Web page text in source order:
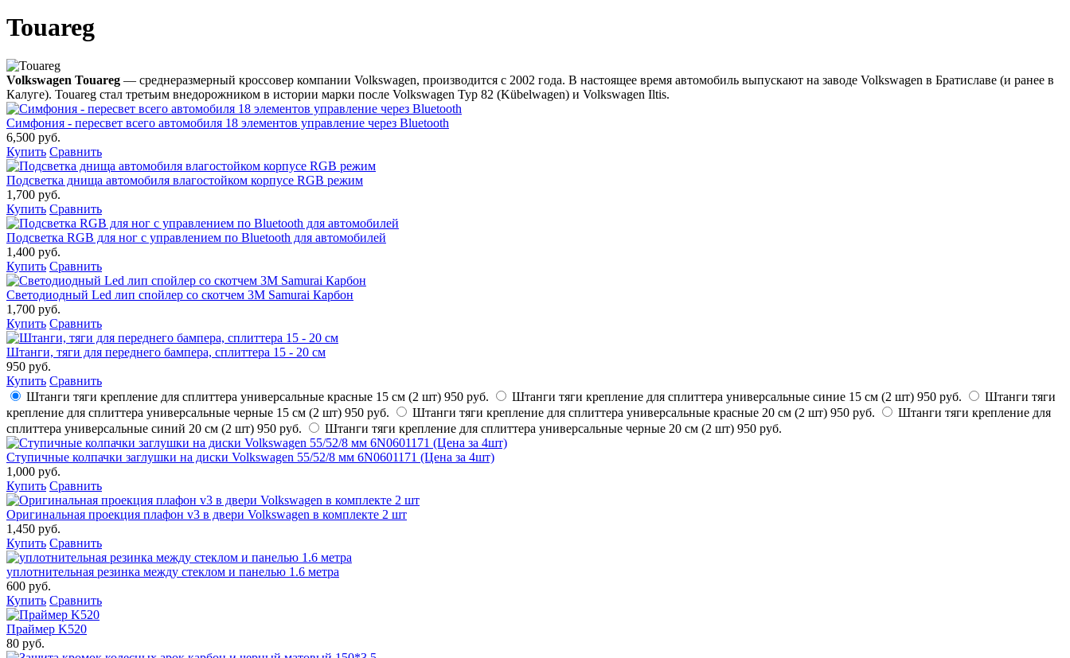
Touareg
Volkswagen Touareg — среднеразмерный кроссовер компании Volkswagen, производится с 2002 года. В настоящее время автомобиль выпускают на заводе Volkswagen в Братиславе (и ранее в
Калуге). Touareg стал третьим внедорожником в истории марки после Volkswagen Тур 82 (Kübelwagen) и Volkswagen Iltis.
Симфония - пересвет всего автомобиля 18 элементов управление через Bluetooth
6,500 руб.
Купить Сравнить
Подсветка днища автомобиля влагостойком корпусе RGB режим
1,700 руб.
Купить Сравнить
Подсветка RGB для ног с управлением по Bluetooth для автомобилей
1,400 руб.
Купить Сравнить
Светодиодный Led лип спойлер со скотчем 3М Samurai Карбон
1,700 руб.
Купить Сравнить
Штанги, тяги для переднего бампера, сплиттера 15 - 20 см
950 руб.
Купить Сравнить
Штанги тяги крепление для сплиттера универсальные красные 15 см (2 шт) 950 руб. Штанги тяги крепление для сплиттера универсальные синие 15 см (2 шт) 950 руб.
Штанги тяги
крепление для сплиттера универсальные черные 15 см (2 шт) 950 руб. Штанги тяги крепление для сплиттера универсальные красные 20 см (2 шт) 950 руб.
Штанги тяги крепление для
сплиттера универсальные синий 20 см (2 шт) 950 руб. Штанги тяги крепление для сплиттера универсальные черные 20 см (2 шт) 950 руб.
Ступичные колпачки заглушки на диски Volkswagen 55/52/8 мм 6N0601171 (Цена за 4шт)
1,000 руб.
Купить Сравнить
Оригинальная проекция плафон v3 в двери Volkswagen в комплекте 2 шт
1,450 руб.
Купить Сравнить
уплотнительная резинка между стеклом и панелью 1.6 метра
600 руб.
Купить Сравнить
Праймер K520
80 руб.